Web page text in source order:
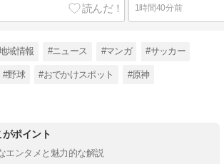
1時間40分前
域情報 #ニュース #マンガ #サッカー
#野球 #おでかけスポット #原神
ポイント
エンタメと魅力的な解説